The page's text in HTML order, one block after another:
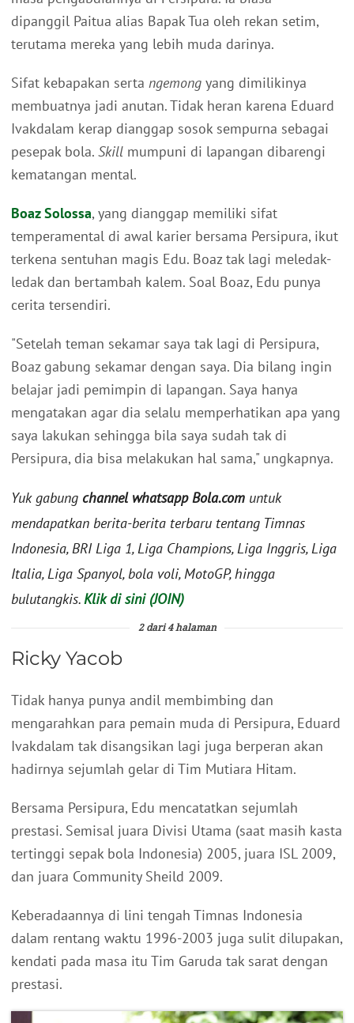
dipanggil Paitua alias Bapak Tua oleh rekan setim,
terutama mereka yang lebih muda darinya.
Sifat kebapakan serta ngemong yang dimilikinya
membuatnya jadi anutan. Tidak heran karena Eduard
Ivakdalam kerap dianggap sosok sempurna sebagai
pesepak bola. Skill mumpuni di lapangan dibarengi
kematangan mental.
Boaz Solossa, yang dianggap memiliki sifat
temperamental di awal karier bersama Persipura, ikut
terkena sentuhan magis Edu. Boaz tak lagi meledak-
ledak dan bertambah kalem. Soal Boaz, Edu punya
cerita tersendiri.
"Setelah teman sekamar saya tak lagi di Persipura,
Boaz gabung sekamar dengan saya. Dia bilang ingin
belajar jadi pemimpin di lapangan. Saya hanya
mengatakan agar dia selalu memperhatikan apa yang
saya lakukan sehingga bila saya sudah tak di
Persipura, dia bisa melakukan hal sama," ungkapnya.
Yuk gabung channel whatsapp Bola.com untuk
mendapatkan berita-berita terbaru tentang Timnas
Indonesia, BRI Liga 1, Liga Champions, Liga Inggris, Liga
Italia, Liga Spanyol, bola voli, MotoGP, hingga
bulutangkis.Klik di sini (JOIN)
2 dari 4 halaman
Ricky Yacob
Tidak hanya punya andil membimbing dan
mengarahkan para pemain muda di Persipura, Eduard
Ivakdalam tak disangsikan lagi juga berperan akan
hadirnya sejumlah gelar di Tim Mutiara Hitam.
Bersama Persipura, Edu mencatatkan sejumlah
prestasi. Semisal juara Divisi Utama (saat masih kasta
tertinggi sepak bola Indonesia) 2005, juara ISL 2009,
dan juara Community Sheild 2009.
Keberadaannya di lini tengah Timnas Indonesia
dalam rentang waktu 1996-2003 juga sulit dilupakan,
kendati pada masa itu Tim Garuda tak sarat dengan
prestasi.